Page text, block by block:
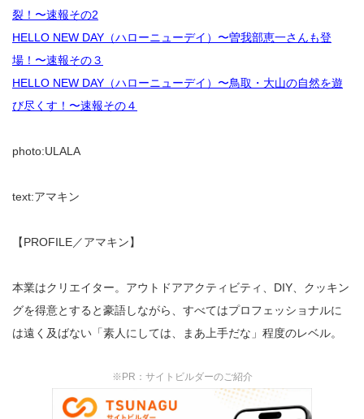
裂！〜速報その2
HELLO NEW DAY（ハローニューデイ）〜曽我部恵一さんも登
場！〜速報その３
HELLO NEW DAY（ハローニューデイ）〜鳥取・大山の自然を遊
び尽くす！〜速報その４
photo:ULALA
text:アマキン
【PROFILE／アマキン】
本業はクリエイター。アウトドアアクティビティ、DIY、クッキン
グを得意とすると豪語しながら、すべてはプロフェッショナルに
は遠く及ばない「素人にしては、まあ上手だな」程度のレベル。
※PR：サイトビルダーのご紹介